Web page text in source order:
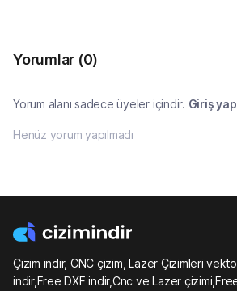
Yorumlar (0)
Yorum alanı sadece üyeler içindir. Giriş yap
Henüz yorum yapılmadı
Çizim indir, CNC çizim, Lazer Çizimleri
indir,Free DXF indir,Cnc ve Lazer